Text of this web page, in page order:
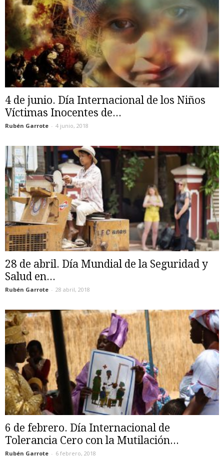
4 de junio. Día Internacional de los Niños
Víctimas Inocentes de...
Rubén Garrote - 4 junio, 2018
28 de abril. Día Mundial de la Seguridad y
Salud en...
Rubén Garrote - 28 abril, 2018
6 de febrero. Día Internacional de
Tolerancia Cero con la Mutilación...
Rubén Garrote - 6 febrero, 2018